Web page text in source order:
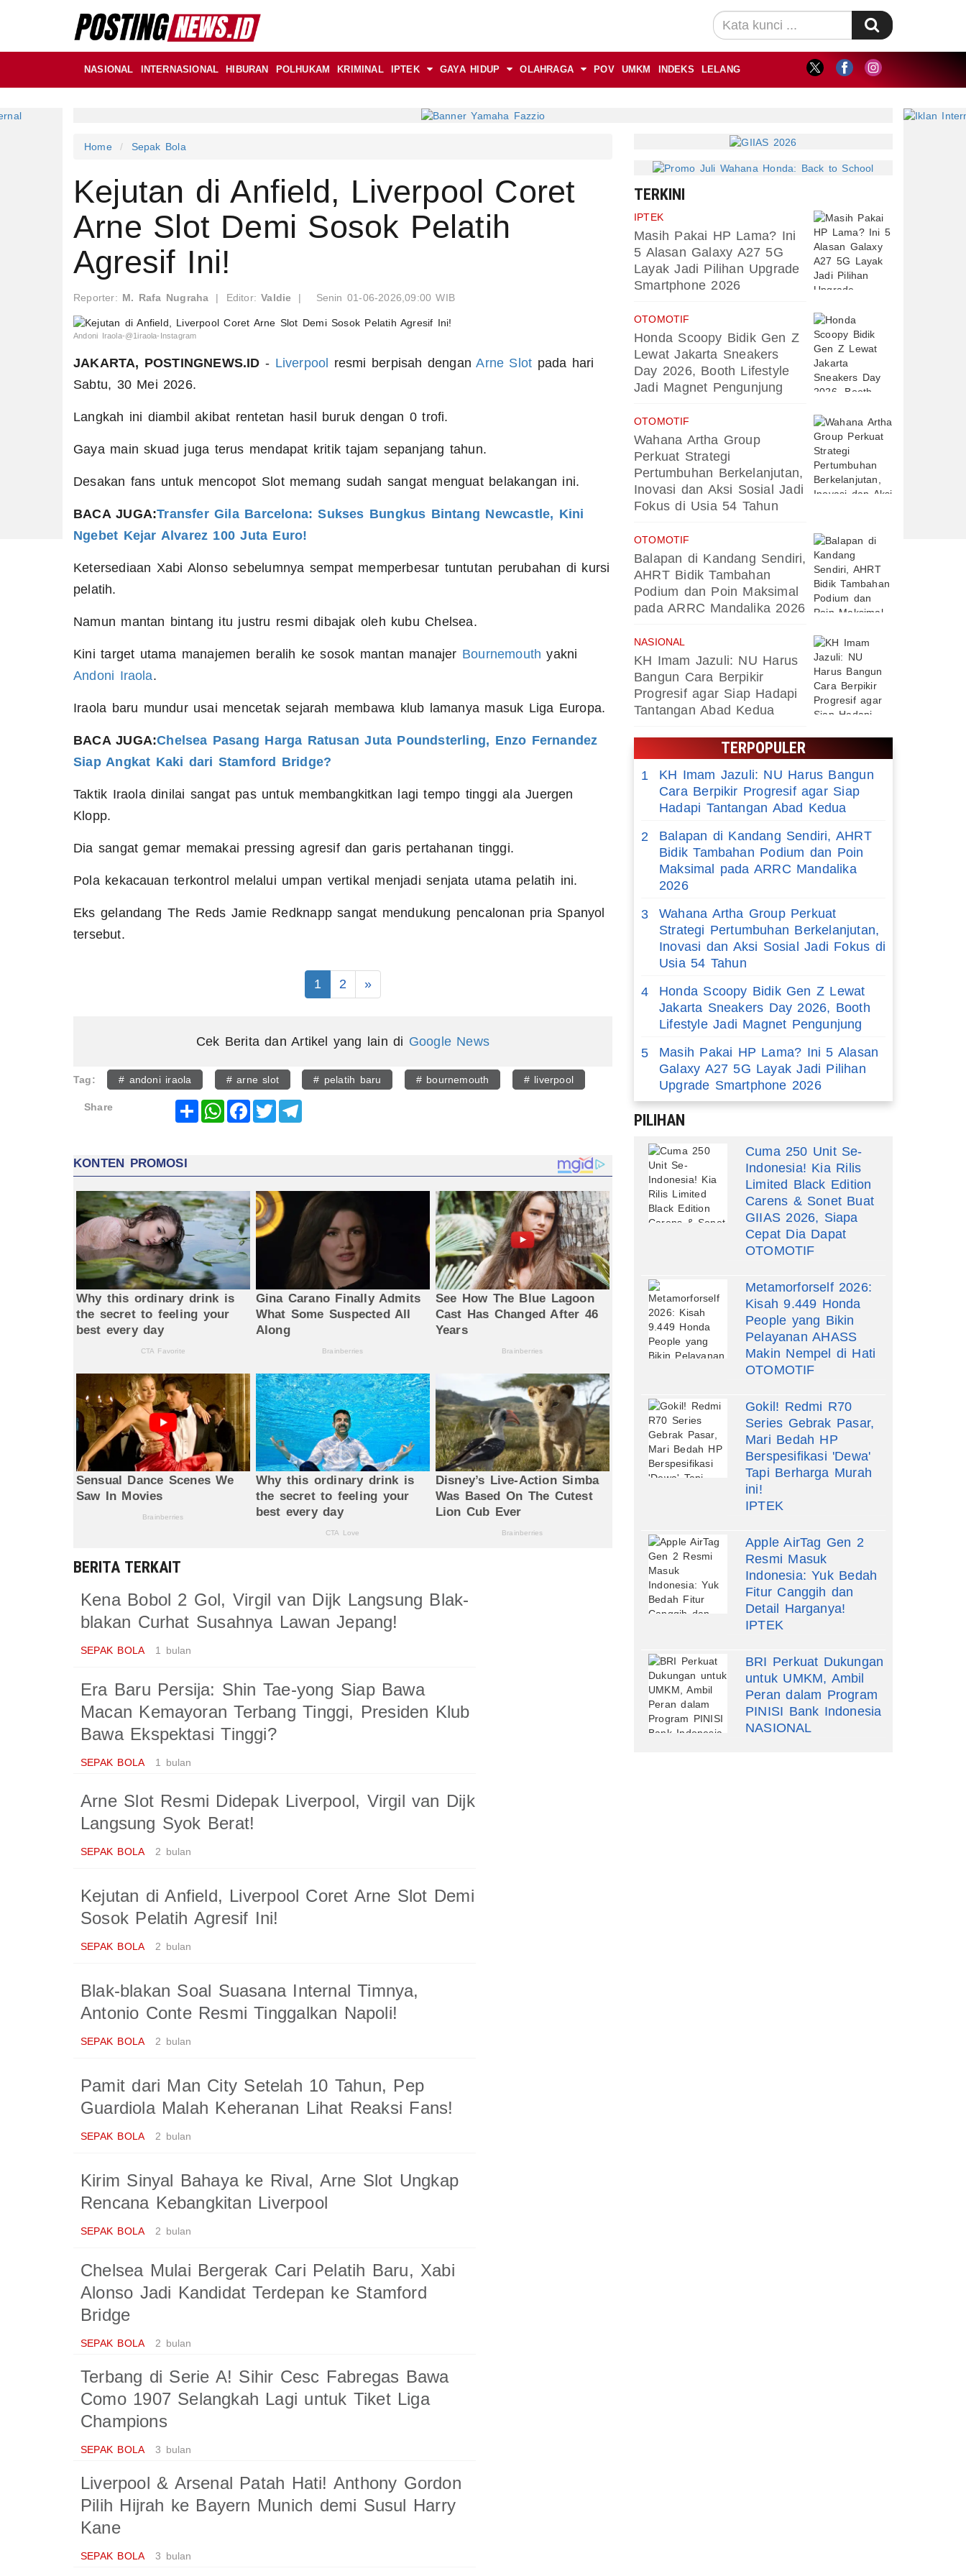
NASIONAL INTERNASIONAL HIBURAN POLHUKAM KRIMINAL IPTEK GAYA HIDUP OLAHRAGA POV UMKM INDEKS LELANG
Home Sepak Bola
Kejutan di Anfield, Liverpool Coret
Arne Slot Demi Sosok Pelatih
Agresif Ini!
Reporter: M. Rafa Nugraha | Editor:Valdie | Senin 01-06-2026,09:00 WIB
Andoni Iraola-@1iraola-Instagram
JAKARTA, POSTINGNEWS.ID - Liverpool resmi berpisah denganArne Slot pada hari
Sabtu, 30 Mei 2026.
Langkah ini diambil akibat rentetan hasil buruk dengan 0 trofi.
Gaya main skuad juga terus mendapat kritik tajam sepanjang tahun.
Desakan fans untuk mencopot Slot memang sudah sangat menguat belakangan ini.
BACA JUGA:Transfer Gila Barcelona: Sukses Bungkus Bintang Newcastle, Kini
Ngebet Kejar Alvarez 100 Juta Euro!
Ketersediaan Xabi Alonso sebelumnya sempat memperbesar tuntutan perubahan di kursi
pelatih.
Namun mantan bintang itu justru resmi dibajak oleh kubu Chelsea.
Kini target utama manajemen beralih ke sosok mantan manajer Bournemouth yakni
Andoni Iraola.
Iraola baru mundur usai mencetak sejarah membawa klub lamanya masuk Liga Europa.
BACA JUGA:Chelsea Pasang Harga Ratusan Juta Poundsterling, Enzo Fernandez
Siap Angkat Kaki dari Stamford Bridge?
Taktik Iraola dinilai sangat pas untuk membangkitkan lagi tempo tinggi ala Juergen
Klopp.
Dia sangat gemar memakai pressing agresif dan garis pertahanan tinggi.
Pola kekacauan terkontrol melalui umpan vertikal menjadi senjata utama pelatih ini.
Eks gelandang The Reds Jamie Redknapp sangat mendukung pencalonan pria Spanyol
tersebut.
1 2 »
Cek Berita dan Artikel yang lain di Google News
Tag: # andoni iraola # arne slot # pelatih baru # bournemouth # liverpool
Share Share WhatsAppFacebook
Twitter
BERITA TERKAIT
Kena Bobol 2 Gol, Virgil van Dijk Langsung Blak-
blakan Curhat Susahnya Lawan Jepang!
SEPAK BOLA 1 bulan
Era Baru Persija: Shin Tae-yong Siap Bawa
Macan Kemayoran Terbang Tinggi, Presiden Klub
Bawa Ekspektasi Tinggi?
SEPAK BOLA 1 bulan
Arne Slot Resmi Didepak Liverpool, Virgil van Dijk
Langsung Syok Berat!
SEPAK BOLA 2 bulan
Kejutan di Anfield, Liverpool Coret Arne Slot Demi
Sosok Pelatih Agresif Ini!
SEPAK BOLA 2 bulan
Blak-blakan Soal Suasana Internal Timnya,
Antonio Conte Resmi Tinggalkan Napoli!
SEPAK BOLA 2 bulan
Pamit dari Man City Setelah 10 Tahun, Pep
Guardiola Malah Keheranan Lihat Reaksi Fans!
SEPAK BOLA 2 bulan
Kirim Sinyal Bahaya ke Rival, Arne Slot Ungkap
Rencana Kebangkitan Liverpool
SEPAK BOLA 2 bulan
Chelsea Mulai Bergerak Cari Pelatih Baru, Xabi
Alonso Jadi Kandidat Terdepan ke Stamford
Bridge
SEPAK BOLA 2 bulan
Terbang di Serie A! Sihir Cesc Fabregas Bawa
Como 1907 Selangkah Lagi untuk Tiket Liga
Champions
SEPAK BOLA 3 bulan
Liverpool & Arsenal Patah Hati! Anthony Gordon
Pilih Hijrah ke Bayern Munich demi Susul Harry
Kane
SEPAK BOLA 3 bulan
TERKINI
IPTEK
Masih Pakai HP Lama? Ini
5 Alasan Galaxy A27 5G
Layak Jadi Pilihan Upgrade
Smartphone 2026
OTOMOTIF
Honda Scoopy Bidik Gen Z
Lewat Jakarta Sneakers
Day 2026, Booth Lifestyle
Jadi Magnet Pengunjung
OTOMOTIF
Wahana Artha Group
Perkuat Strategi
Pertumbuhan Berkelanjutan,
Inovasi dan Aksi Sosial Jadi
Fokus di Usia 54 Tahun
OTOMOTIF
Balapan di Kandang Sendiri,
AHRT Bidik Tambahan
Podium dan Poin Maksimal
pada ARRC Mandalika 2026
NASIONAL
KH Imam Jazuli: NU Harus
Bangun Cara Berpikir
Progresif agar Siap Hadapi
Tantangan Abad Kedua
TERPOPULER
1
KH Imam Jazuli: NU Harus Bangun
Cara Berpikir Progresif agar Siap
Hadapi Tantangan Abad Kedua
2
Balapan di Kandang Sendiri, AHRT
Bidik Tambahan Podium dan Poin
Maksimal pada ARRC Mandalika
2026
3
Wahana Artha Group Perkuat
Strategi Pertumbuhan Berkelanjutan,
Inovasi dan Aksi Sosial Jadi Fokus di
Usia 54 Tahun
4
Honda Scoopy Bidik Gen Z Lewat
Jakarta Sneakers Day 2026, Booth
Lifestyle Jadi Magnet Pengunjung
5
Masih Pakai HP Lama? Ini 5 Alasan
Galaxy A27 5G Layak Jadi Pilihan
Upgrade Smartphone 2026
PILIHAN
Cuma 250 Unit Se-
Indonesia! Kia Rilis
Limited Black Edition
Carens & Sonet Buat
GIIAS 2026, Siapa
Cepat Dia Dapat
OTOMOTIF
Metamorforself 2026:
Kisah 9.449 Honda
People yang Bikin
Pelayanan AHASS
Makin Nempel di Hati
OTOMOTIF
Gokil! Redmi R70
Series Gebrak Pasar,
Mari Bedah HP
Berspesifikasi 'Dewa'
Tapi Berharga Murah
ini!
IPTEK
Apple AirTag Gen 2
Resmi Masuk
Indonesia: Yuk Bedah
Fitur Canggih dan
Detail Harganya!
IPTEK
BRI Perkuat Dukungan
untuk UMKM, Ambil
Peran dalam Program
PINISI Bank Indonesia
NASIONAL